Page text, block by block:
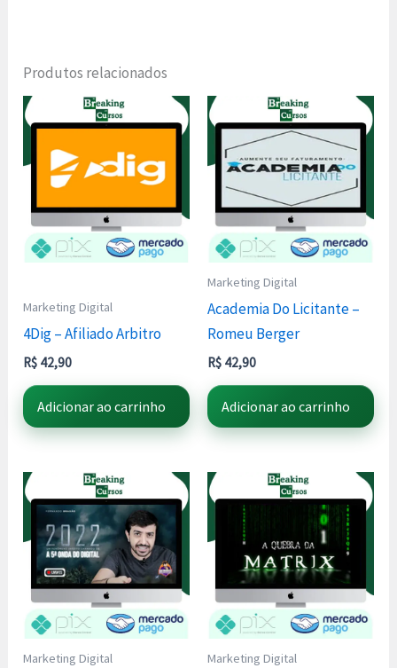
Produtos relacionados
Marketing Digital
4Dig – Afiliado Arbitro
R$ 42,90
Adicionar ao carrinho
Marketing Digital
Academia Do Licitante –
Romeu Berger
R$ 42,90
Adicionar ao carrinho
Marketing Digital Marketing Digital